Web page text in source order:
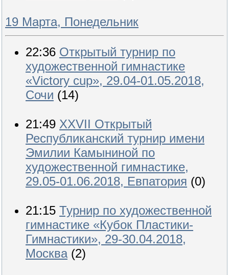
19 Марта, Понедельник
22:36 Открытый турнир по
художественной гимнастике
«Victory cup», 29.04-01.05.2018,
Сочи (14)
21:49 XXVII Открытый
Республиканский турнир имени
Эмилии Камыниной по
художественной гимнастике,
29.05-01.06.2018, Евпатория (0)
21:15 Турнир по художественной
гимнастике «Кубок Пластики-
Гимнастики», 29-30.04.2018,
Москва (2)